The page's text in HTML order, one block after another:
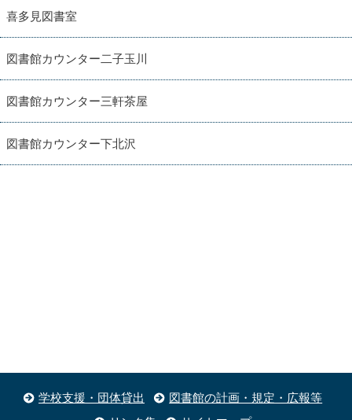
喜多見図書室
図書館カウンター二子玉川
図書館カウンター三軒茶屋
図書館カウンター下北沢
学校支援・団体貸出
図書館の計画・規定・広報等